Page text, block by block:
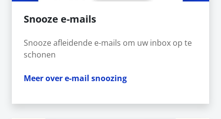
Snooze e-mails
Snooze afleidende e-mails om uw inbox op te
schonen
Meer over e-mail snoozing